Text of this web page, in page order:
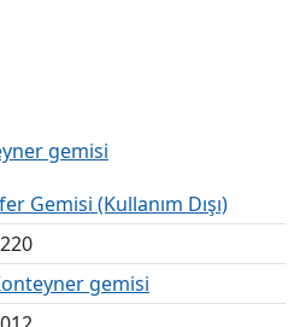
gemisi
Gemisi (Kullanım Dışı)
gemisi